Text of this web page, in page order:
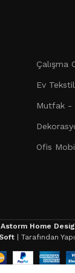
için
Mobilyaları:
Evinizin
tablolar
ürünleri.
çözümler.
artırın
Çalışma
Ev
Mutfak -
Ofis
Astorm Home
| Tarafından